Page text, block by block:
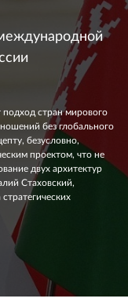
подход стран мирового
без глобального
безусловно,
проектом, что не
двух архитектур
Стаховский,